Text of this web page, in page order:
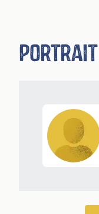
Portrait